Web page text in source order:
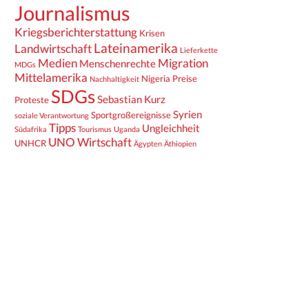
Journalismus
Kriegsberichterstattung Krisen
Landwirtschaft Lateinamerika Lieferkette
MDGs Medien Menschenrechte Migration
Mittelamerika Nachhaltigkeit Nigeria Preise
Proteste SDGsSebastian Kurz
soziale Verantwortung SportgroßereignisseSyrien
Südafrika Tipps Tourismus Uganda Ungleichheit
UNHCR UNO Wirtschaft Ägypten Äthiopien